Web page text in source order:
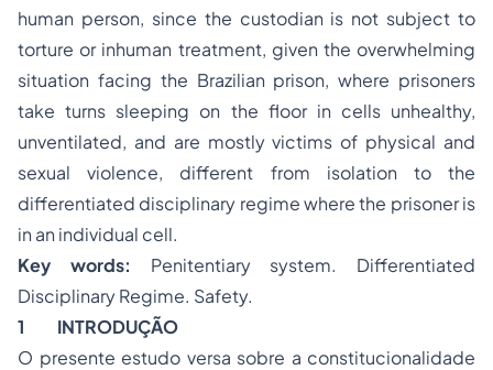
human person, since the custodian is not subject to
torture or inhuman treatment, given the overwhelming
situation facing the Brazilian prison, where prisoners
take turns sleeping on the floor in cells unhealthy,
unventilated, and are mostly victims of physical and
sexual violence, different from isolation to the
differentiated disciplinary regime where the prisoner is
in an individual cell.
Key words: Penitentiary system. Differentiated
Disciplinary Regime. Safety.
1 INTRODUÇÃO
O presente estudo versa sobre a constitucionalidade